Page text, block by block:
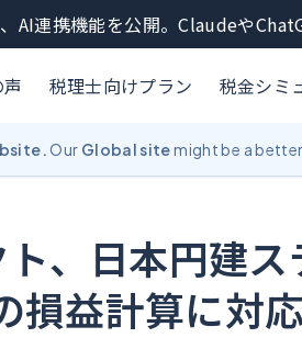
AI連携機能を公開。Claudeや
税理士向けプラン 税金シミ
Our Global sitemight be a
、日本円建
損益計算に対